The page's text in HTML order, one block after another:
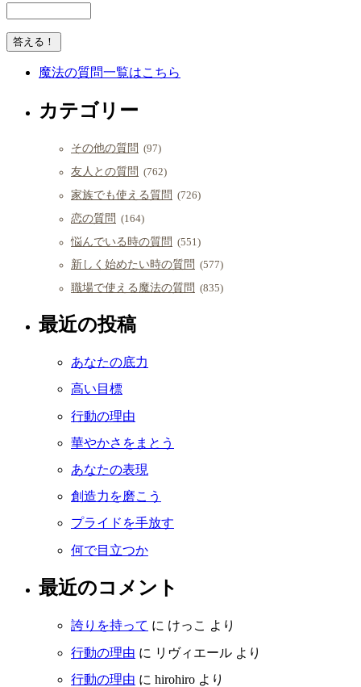
魔法の質問一覧はこちら
カテゴリー
その他の質問 (97)
友人との質問 (762)
家族でも使える質問 (726)
恋の質問 (164)
悩んでいる時の質問 (551)
新しく始めたい時の質問 (577)
職場で使える魔法の質問 (835)
最近の投稿
あなたの底力
高い目標
行動の理由
華やかさをまとう
あなたの表現
創造力を磨こう
プライドを手放す
何で目立つか
最近のコメント
誇りを持って に けっこ より
行動の理由 に リヴィエール より
行動の理由 に hirohiro より